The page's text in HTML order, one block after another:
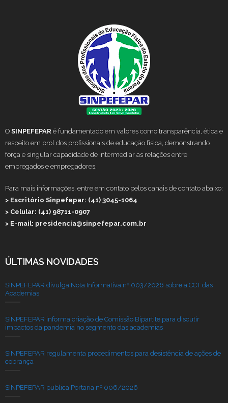
O SINPEFEPAR é fundamentado em valores como transparência, ética e
respeito em prol dos profissionais de educação física, demonstrando
força e singular capacidade de intermediar as relações entre
empregados e empregadores.
Para mais informações, entre em contato pelos canais de contato abaixo:
> Escritório Sinpefepar: (41) 3045-1064
> Celular: (41) 98711-0907
> E-mail: presidencia@sinpefepar.com.br
ÚLTIMAS NOVIDADES
SINPEFEPAR divulga Nota Informativa nº 003/2026 sobre a CCT das
Academias
SINPEFEPAR informa criação de Comissão Bipartite para discutir
impactos da pandemia no segmento das academias
SINPEFEPAR regulamenta procedimentos para desistência de ações de
cobrança
SINPEFEPAR publica Portaria nº 006/2026